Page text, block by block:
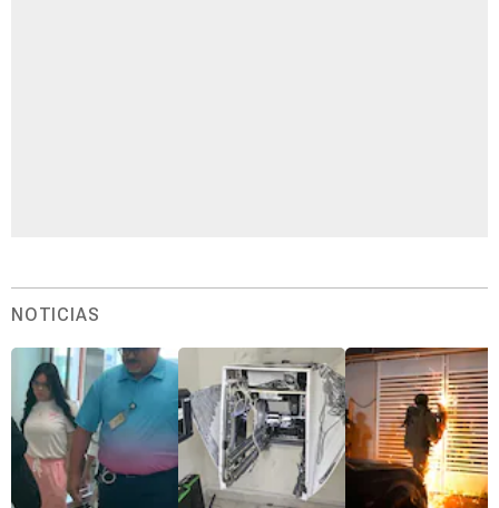
NOTICIAS